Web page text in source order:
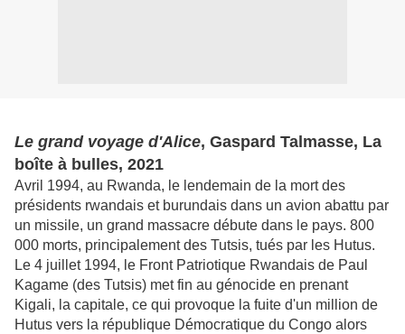
Le grand voyage d'Alice, Gaspard Talmasse, La
boîte à bulles, 2021
Avril 1994, au Rwanda, le lendemain de la mort des
présidents rwandais et burundais dans un avion abattu par
un missile, un grand massacre débute dans le pays. 800
000 morts, principalement des Tutsis, tués par les Hutus.
Le 4 juillet 1994, le Front Patriotique Rwandais de Paul
Kagame (des Tutsis) met fin au génocide en prenant
Kigali, la capitale, ce qui provoque la fuite d'un million de
Hutus vers la république Démocratique du Congo alors